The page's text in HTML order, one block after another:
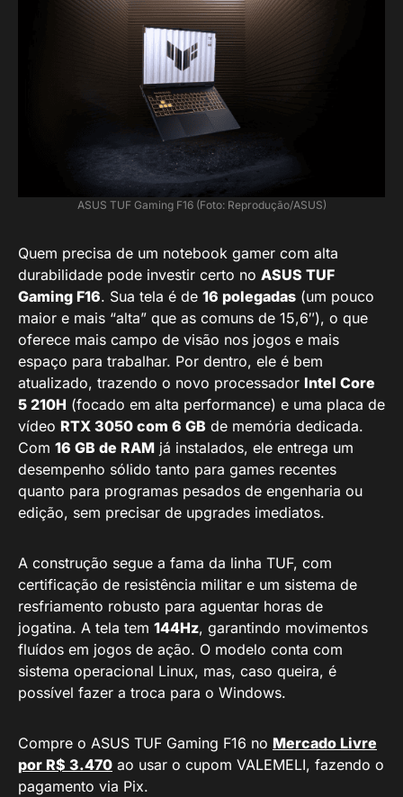
ASUS TUF Gaming F16 (Foto: Reprodução/ASUS)
Quem precisa de um notebook gamer com alta
durabilidade pode investir certo no ASUS TUF
Gaming F16. Sua tela é de 16 polegadas (um pouco
maior e mais “alta” que as comuns de 15,6″), o que
oferece mais campo de visão nos jogos e mais
espaço para trabalhar. Por dentro, ele é bem
atualizado, trazendo o novo processador Intel Core
5 210H (focado em alta performance) e uma placa de
vídeo RTX 3050 com 6 GB de memória dedicada.
Com 16 GB de RAM já instalados, ele entrega um
desempenho sólido tanto para games recentes
quanto para programas pesados de engenharia ou
edição, sem precisar de upgrades imediatos.
A construção segue a fama da linha TUF, com
certificação de resistência militar e um sistema de
resfriamento robusto para aguentar horas de
jogatina. A tela tem 144Hz, garantindo movimentos
fluídos em jogos de ação. O modelo conta com
sistema operacional Linux, mas, caso queira, é
possível fazer a troca para o Windows.
Compre o ASUS TUF Gaming F16 no Mercado Livre
por R$ 3.470 ao usar o cupom VALEMELI, fazendo o
pagamento via Pix.